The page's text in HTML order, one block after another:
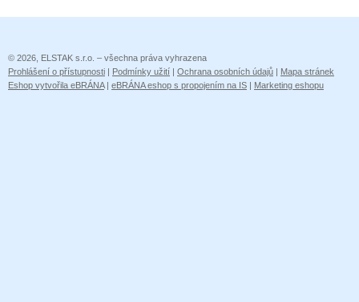
© 2026, ELSTAK s.r.o. – všechna práva vyhrazena
Prohlášení o přístupnosti | Podmínky užití | Ochrana osobních údajů | Mapa stránek
Eshop vytvořila eBRÁNA| eBRÁNA eshop s propojením na IS | Marketing eshopu